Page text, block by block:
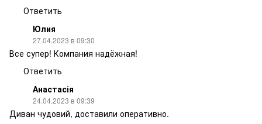
Ответить
Юлия
27.04.2023 в 09:30
Все супер! Компания надёжная!
Ответить
Анастасія
24.04.2023 в 09:39
Диван чудовий, доставили оперативно.